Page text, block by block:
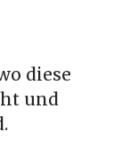
diese
und